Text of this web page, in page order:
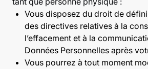
Vous disposez du droit de
des directives relatives à la
l’effacement et à la
Données Personnelles après
Vous pourrez à tout moment